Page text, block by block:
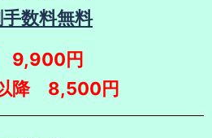
数料無料
9,900円
降 8,500円